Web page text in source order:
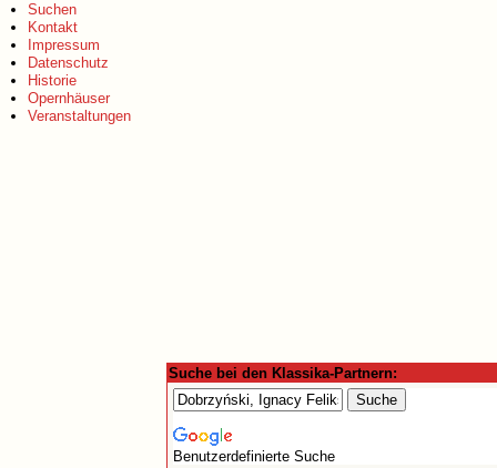
Suchen
Kontakt
Impressum
Datenschutz
Historie
Opernhäuser
Veranstaltungen
Suche bei den Klassika-Partnern:
Benutzerdefinierte Suche